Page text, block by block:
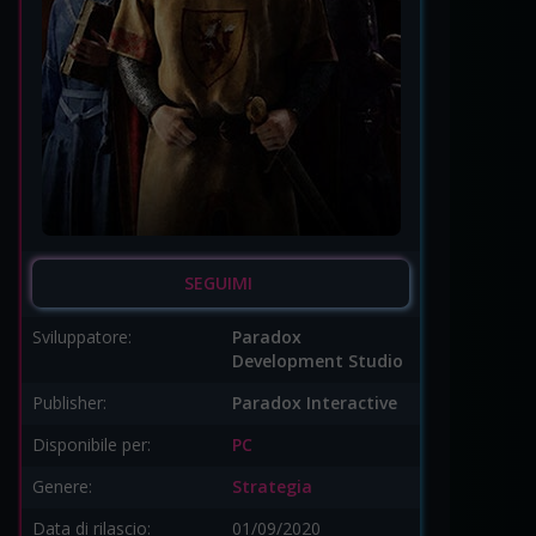
SEGUIMI
Sviluppatore:
Paradox
Development Studio
Publisher:
Paradox Interactive
Disponibile per:
PC
Genere:
Strategia
Data di rilascio:
01/09/2020